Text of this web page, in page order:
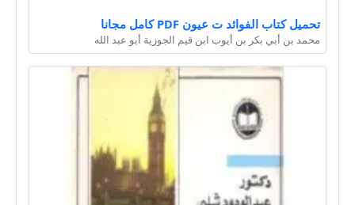
تحميل كتاب الفوائد ت عيون PDF كامل مجانا
محمد بن أبي بكر بن أيوب ابن قيم الجوزية أبو عبد الله